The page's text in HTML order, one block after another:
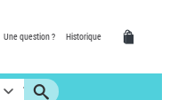
Une question ? Historique